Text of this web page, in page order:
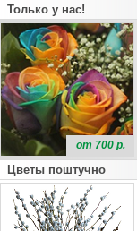
Только у нас!
от 700 р.
Цветы поштучно